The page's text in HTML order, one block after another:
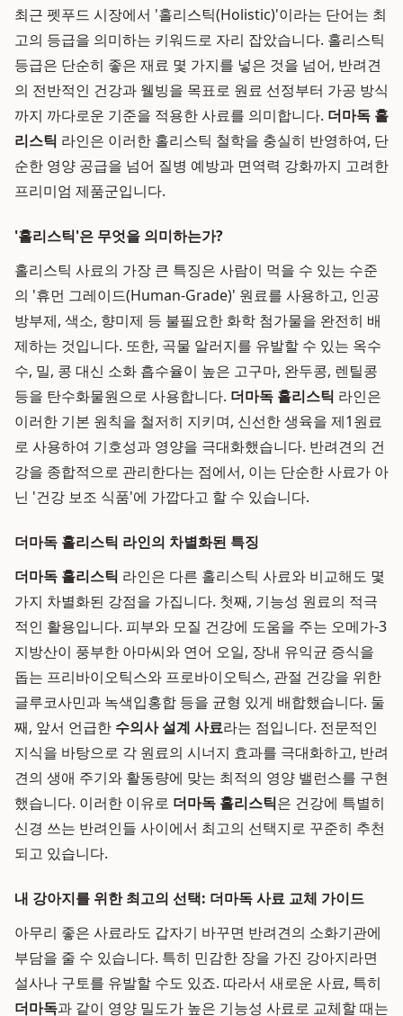
최근 펫푸드 시장에서 '홀리스틱(Holistic)'이라는 단어는 최
고의 등급을 의미하는 키워드로 자리 잡았습니다. 홀리스틱
등급은 단순히 좋은 재료 몇 가지를 넣은 것을 넘어, 반려견
의 전반적인 건강과 웰빙을 목표로 원료 선정부터 가공 방식
까지 까다로운 기준을 적용한 사료를 의미합니다. 더마독 홀
리스틱 라인은 이러한 홀리스틱 철학을 충실히 반영하여, 단
순한 영양 공급을 넘어 질병 예방과 면역력 강화까지 고려한
프리미엄 제품군입니다.
'홀리스틱'은 무엇을 의미하는가?
홀리스틱 사료의 가장 큰 특징은 사람이 먹을 수 있는 수준
의 '휴먼 그레이드(Human-Grade)' 원료를 사용하고, 인공
방부제, 색소, 향미제 등 불필요한 화학 첨가물을 완전히 배
제하는 것입니다. 또한, 곡물 알러지를 유발할 수 있는 옥수
수, 밀, 콩 대신 소화 흡수율이 높은 고구마, 완두콩, 렌틸콩
등을 탄수화물원으로 사용합니다. 더마독 홀리스틱 라인은
이러한 기본 원칙을 철저히 지키며, 신선한 생육을 제1원료
로 사용하여 기호성과 영양을 극대화했습니다. 반려견의 건
강을 종합적으로 관리한다는 점에서, 이는 단순한 사료가 아
닌 '건강 보조 식품'에 가깝다고 할 수 있습니다.
더마독 홀리스틱 라인의 차별화된 특징
더마독 홀리스틱 라인은 다른 홀리스틱 사료와 비교해도 몇
가지 차별화된 강점을 가집니다. 첫째, 기능성 원료의 적극
적인 활용입니다. 피부와 모질 건강에 도움을 주는 오메가-3
지방산이 풍부한 아마씨와 연어 오일, 장내 유익균 증식을
돕는 프리바이오틱스와 프로바이오틱스, 관절 건강을 위한
글루코사민과 녹색입홍합 등을 균형 있게 배합했습니다. 둘
째, 앞서 언급한 수의사 설계 사료라는 점입니다. 전문적인
지식을 바탕으로 각 원료의 시너지 효과를 극대화하고, 반려
견의 생애 주기와 활동량에 맞는 최적의 영양 밸런스를 구현
했습니다. 이러한 이유로 더마독 홀리스틱은 건강에 특별히
신경 쓰는 반려인들 사이에서 최고의 선택지로 꾸준히 추천
되고 있습니다.
내 강아지를 위한 최고의 선택: 더마독 사료 교체 가이드
아무리 좋은 사료라도 갑자기 바꾸면 반려견의 소화기관에
부담을 줄 수 있습니다. 특히 민감한 장을 가진 강아지라면
설사나 구토를 유발할 수도 있죠. 따라서 새로운 사료, 특히
더마독과 같이 영양 밀도가 높은 기능성 사료로 교체할 때는